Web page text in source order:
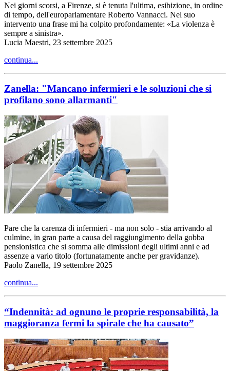
Nei giorni scorsi, a Firenze, si è tenuta l'ultima, esibizione, in ordine
di tempo, dell'europarlamentare Roberto Vannacci. Nel suo
intervento una frase mi ha colpito profondamente: «La violenza è
sempre a sinistra».
Lucia Maestri, 23 settembre 2025
continua...
Zanella: "Mancano infermieri e le soluzioni che si
profilano sono allarmanti"
Pare che la carenza di infermieri - ma non solo - stia arrivando al
culmine, in gran parte a causa del raggiungimento della gobba
pensionistica che si somma alle dimissioni degli ultimi anni e ad
assenze a vario titolo (fortunatamente anche per gravidanze).
Paolo Zanella, 19 settembre 2025
continua...
“Indennità: ad ognuno le proprie responsabilità, la
maggioranza fermi la spirale che ha causato”